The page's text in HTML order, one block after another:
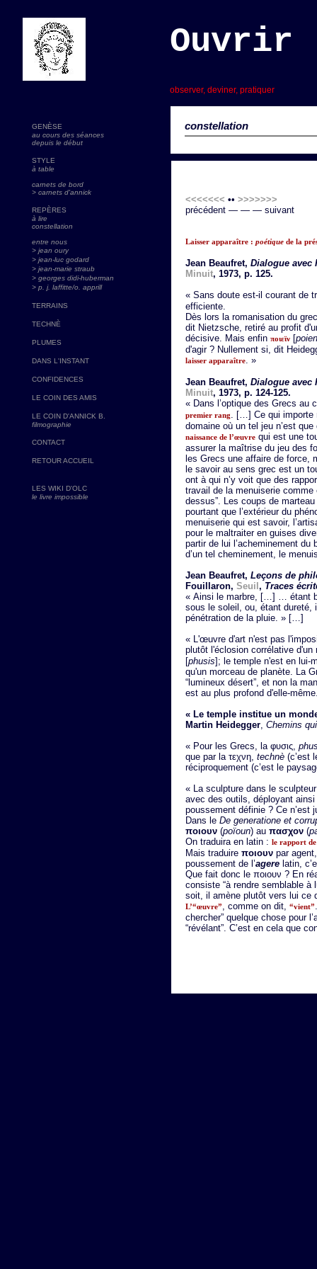
constellation
observer, deviner, pratiquer
GENÈSE
au cours des séances
depuis le début
STYLE
à table
carnets de bord
> carnets d'annick
REPÈRES
à lire
constellation
entre nous
> jean oury
> jean-luc godard
> jean-marie straub
> georges didi-huberman
> p. j. laffitte/o. apprill
TERRAINS
TECHNÈ
PLUMES
DANS L'INSTANT
CONFIDENCES
LE COIN DES AMIS
LE COIN D'ANNICK B.
filmographie
CONTACT
RETOUR ACCUEIL
LES WIKI D'OLC
le livre impossible
<<<<<<< •• >>>>>>>
précédent — — — suivant
Laisser apparaître : poétique de la
Jean Beaufret, Dialogue avec
Minuit, 1973, p. 125.
« Sans doute est-il courant de
efficiente.
Dès lors la romanisation du
dit Nietzsche, retiré au profit
décisive. Mais enfin ποιεϊν [poien
d'agir ? Nullement si, dit
laisser apparaître. »
Jean Beaufret, Dialogue avec
Minuit, 1973, p. 124-125.
« Dans l’optique des Grecs au
premier rang. […] Ce qui importe
domaine où un tel jeu n’est
naissance de l’œuvre qui est une
assurer la maîtrise du jeu des
les Grecs une affaire de force,
le savoir au sens grec est un
ont à qui n’y voit que des
travail de la menuiserie
dessus”. Les coups de
pourtant que l’extérieur du
menuiserie qui est savoir,
pour le maltraiter en guises
partir de lui l’acheminement du
d’un tel cheminement, le
Jean Beaufret, Leçons de
Fouillaron, Seuil , Traces
« Ainsi le marbre, […] … étant
sous le soleil, ou, étant dureté,
pénétration de la pluie. » […]
« L'œuvre d'art n'est pas
plutôt l'éclosion corrélative
[phusis]; le temple n'est en lui-
qu'un morceau de planète. La
“lumineux désert”, et non la
est au plus profond d'elle-
« Le temple institue un
Martin Heidegger, Chemins
« Pour les Grecs, la φυσις,
que par la τεχνη, technè (c’est
réciproquement (c’est le
« La sculpture dans le
avec des outils, déployant
poussement définie ? Ce n’est
Dans le De generatione et
ποιουν (poïoun) au πασχον (
On traduira en latin : le rapport de
Mais traduire ποιουν par
poussement de l’agere latin,
Que fait donc le ποιουν ? En
consiste “à rendre semblable à
soit, il amène plutôt vers lui
L’“œuvre”, comme on dit, “vient”
chercher” quelque chose pour
“révélant”. C’est en cela que
Ouvrir